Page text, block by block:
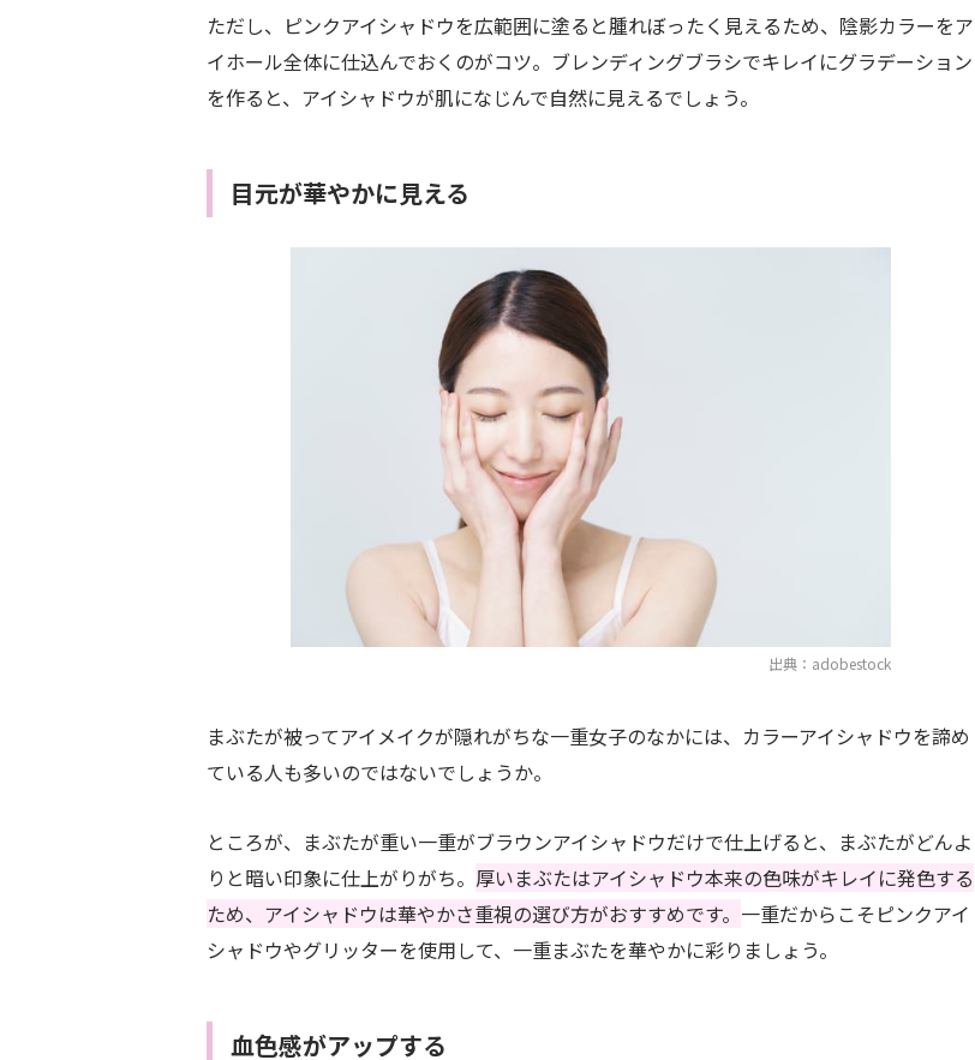
ただし、ピンクアイシャドウを広範囲に塗ると腫れぼったく見えるため、陰影カラーをア
イホール全体に仕込んでおくのがコツ。ブレンディングブラシでキレイにグラデーション
を作ると、アイシャドウが肌になじんで自然に見えるでしょう。
目元が華やかに見える
出典：adobestock
まぶたが被ってアイメイクが隠れがちな一重女子のなかには、カラーアイシャドウを諦め
ている人も多いのではないでしょうか。
ところが、まぶたが重い一重がブラウンアイシャドウだけで仕上げると、まぶたがどんよ
りと暗い印象に仕上がりがち。 厚いまぶたはアイシャドウ本来の色味がキレイに発色する
ため、アイシャドウは華やかさ重視の選び方がおすすめです。 一重だからこそピンクアイ
シャドウやグリッターを使用して、一重まぶたを華やかに彩りましょう。
血色感がアップする